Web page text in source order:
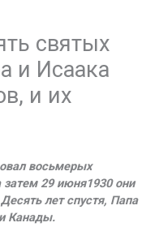
святых
и Исаака
и их
восьмерых
затем 29 июня1930 они
лет спустя, Папа
Канады.